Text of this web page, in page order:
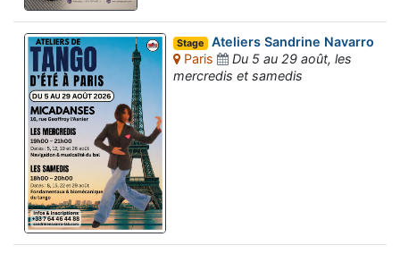
Stage Ateliers Sandrine Navarro
Paris
Du 5 au 29 août, les
mercredis et samedis